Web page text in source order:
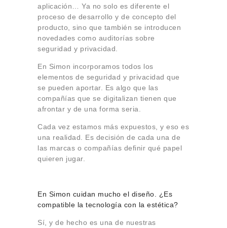
aplicación… Ya no solo es diferente el
proceso de desarrollo y de concepto del
producto, sino que también se introducen
novedades como auditorías sobre
seguridad y privacidad.
En Simon incorporamos todos los
elementos de seguridad y privacidad que
se pueden aportar. Es algo que las
compañías que se digitalizan tienen que
afrontar y de una forma seria.
Cada vez estamos más expuestos, y eso es
una realidad. Es decisión de cada una de
las marcas o compañías definir qué papel
quieren jugar.
En Simon cuidan mucho el diseño. ¿Es
compatible la tecnología con la estética?
Sí, y de hecho es una de nuestras